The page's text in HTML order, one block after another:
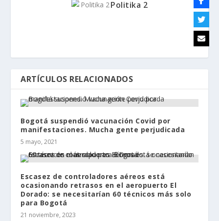
Politika 2
ARTÍCULOS RELACIONADOS
Bogotá suspendió vacunación Covid por
manifestaciones. Mucha gente perjudicada
5 mayo, 2021
Escasez de controladores aéreos está
ocasionando retrasos en el aeropuerto El
Dorado: se necesitarían 60 técnicos más solo
para Bogotá
21 noviembre, 2023